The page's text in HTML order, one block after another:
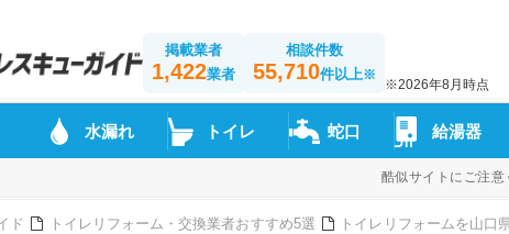
掲載業者
1,422業者
相談件数
55,710件以上※
※2026年8月時点
水漏れ トイレ 蛇口 給湯器
酷似サイトにご注意
ド トイレリフォーム・交換業者おすすめ5選 トイレリフォームを山口